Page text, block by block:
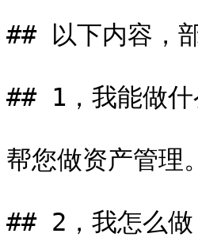
## 以下内容，
## 1，我能做
帮您做资产管理。
## 2，我怎么